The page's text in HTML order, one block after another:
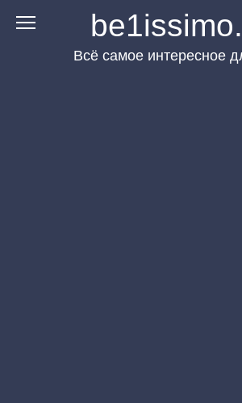
Перейти
Всё самое интересное